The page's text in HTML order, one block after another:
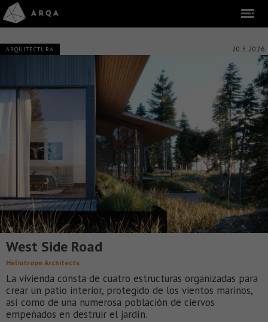
ARQUITECTURA 20.5.2026
West Side Road
Heliotrope Architects
La vivienda consta de cuatro estructuras organizadas para
crear un patio interior, protegido de los vientos marinos,
así como de una numerosa población de ciervos
empeñados en destruir el jardín.